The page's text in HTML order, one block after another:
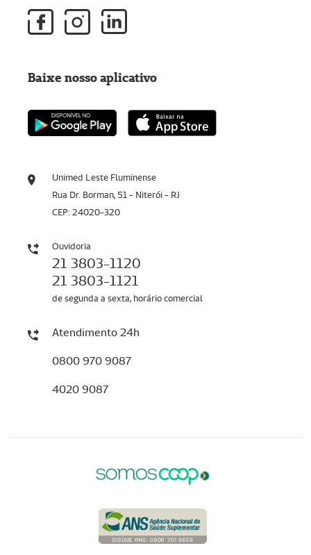
Unimed Leste Fluminense
Rua Dr. Borman, 51 - Niterói - RJ
CEP: 24020-320
Ouvidoria
21 3803-1120
21 3803-1121
de segunda a sexta, horário comercial
Atendimento 24h
0800 970 9087
4020 9087
Baixe nosso aplicativo